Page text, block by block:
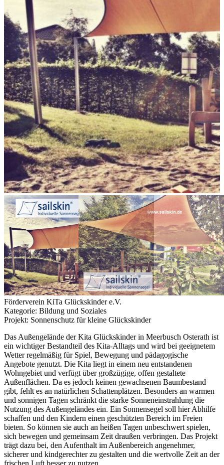
Förderverein KiTa Glückskinder e.V.
Kategorie: Bildung und Soziales
Projekt: Sonnenschutz für kleine Glückskinder
Das Außengelände der Kita Glückskinder in Meerbusch Osterath ist
ein wichtiger Bestandteil des Kita-Alltags und wird bei geeignetem
Wetter regelmäßig für Spiel, Bewegung und pädagogische
Angebote genutzt. Die Kita liegt in einem neu entstandenen
Wohngebiet und verfügt über großzügige, offen gestaltete
Außenflächen. Da es jedoch keinen gewachsenen Baumbestand
gibt, fehlt es an natürlichen Schattenplätzen. Besonders an warmen
und sonnigen Tagen schränkt die starke Sonneneinstrahlung die
Nutzung des Außengeländes ein. Ein Sonnensegel soll hier Abhilfe
schaffen und den Kindern einen geschützten Bereich im Freien
bieten. So können sie auch an heißen Tagen unbeschwert spielen,
sich bewegen und gemeinsam Zeit draußen verbringen. Das Projekt
trägt dazu bei, den Aufenthalt im Außenbereich angenehmer,
sicherer und kindgerechter zu gestalten und die wertvolle Zeit an der